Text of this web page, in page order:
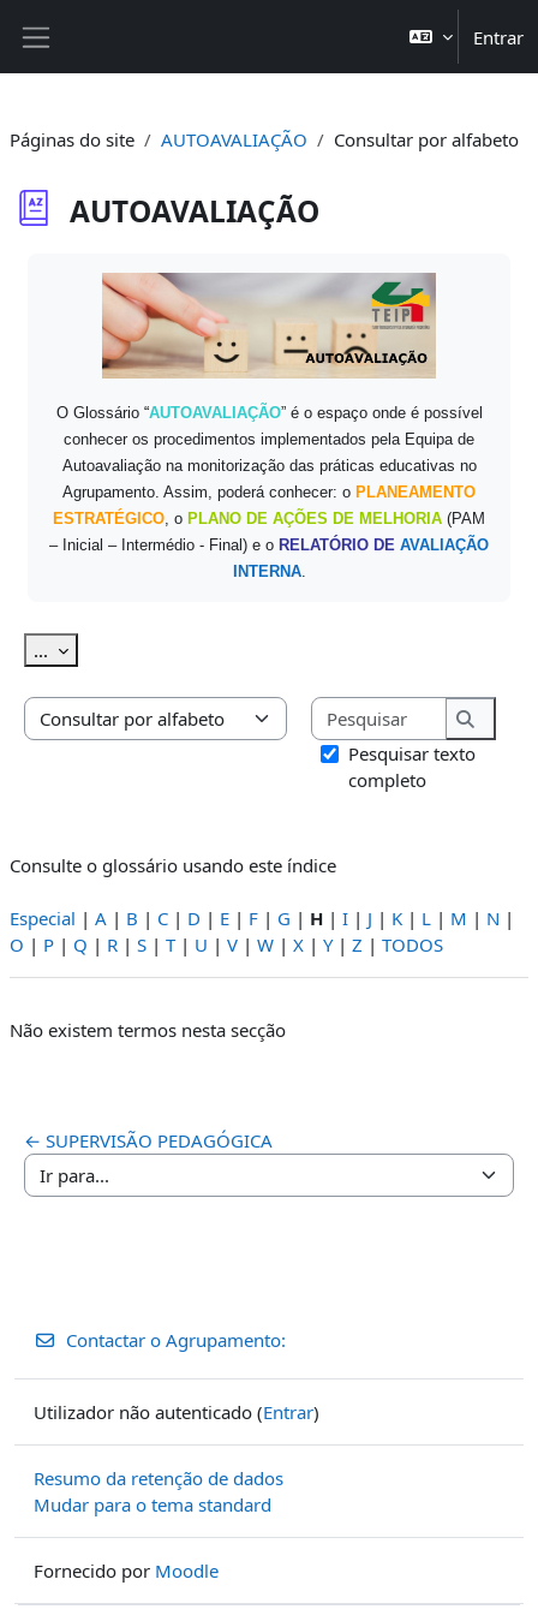
Entrar
Páginas do site AUTOAVALIAÇÃO Consultar por alfabeto
AUTOAVALIAÇÃO
O Glossário “AUTOAVALIAÇÃO” é o espaço onde é possível
conhecer os procedimentos implementados pela Equipa de
Autoavaliação na monitorização das práticas educativas no
Agrupamento. Assim, poderá conhecer: o PLANEAMENTO
ESTRATÉGICO, o PLANO DE AÇÕES DE MELHORIA (PAM
– Inicial – Intermédio - Final) e o RELATÓRIO DE AVALIAÇÃO
INTERNA.
... Exportar termos
Consulte o glossário usando este índice
Pesquisar
Pesquisar texto
completo
Consulte o glossário usando este índice
Especial | A | B | C | D | E | F | G | H | I | J | K | L | M | N |
O | P | Q | R | S | T| U | V | W | X | Y| Z | TODOS
Não existem termos nesta secção
← SUPERVISÃO PEDAGÓGICA
Ir para...
Contactar o Agrupamento:
Utilizador não autenticado (Entrar)
Resumo da retenção de dados
Mudar para o tema standard
Fornecido por Moodle